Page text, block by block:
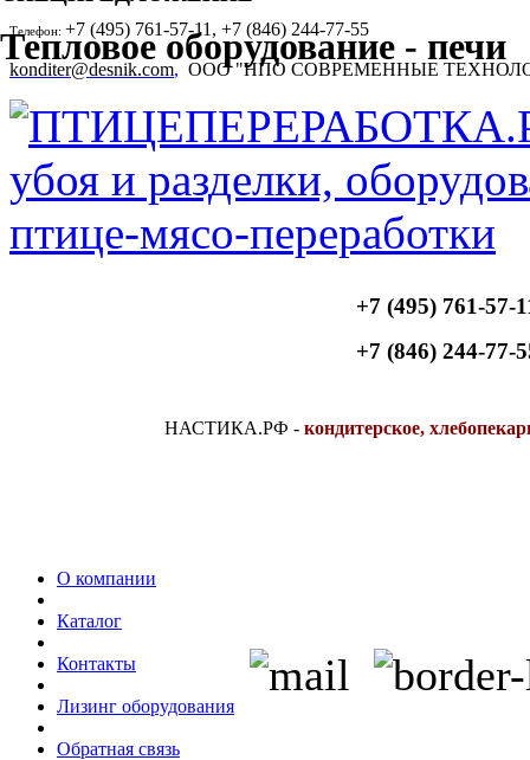
Телефон: +7 (495) 761-57-11, +7 (846) 244-77-55
konditer@desnik.com, ООО "НПО СОВРЕМЕННЫЕ
+7 (495) 761-57-
+7 (846) 244-77-
НАСТИКА.РФ - кондитерское,
О компании
Каталог
Контакты
Лизинг оборудования
Обратная связь
Тепловое оборудование - печи